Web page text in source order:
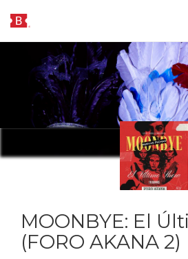
MOONBYE: El
(FORO AKANA 2)